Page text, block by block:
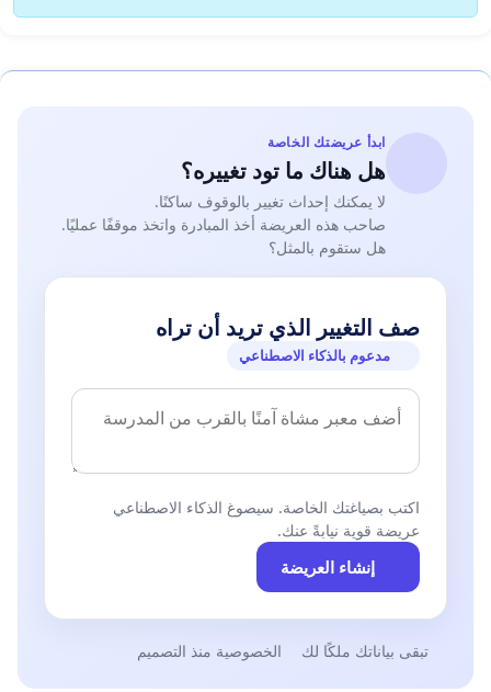
ابدأ عريضتك الخاصة
هل هناك ما تود تغييره؟
لا يمكنك إحداث تغيير بالوقوف ساكنًا.
صاحب هذه العريضة أخذ المبادرة واتخذ موقفًا عمليًا.
هل ستقوم بالمثل؟
صف التغيير الذي تريد أن تراه
مدعوم بالذكاء الاصطناعي
اكتب بصياغتك الخاصة. سيصوغ الذكاء الاصطناعي
عريضة قوية نيابةً عنك.
إنشاء العريضة
تبقى بياناتك ملكًا لك الخصوصية منذ التصميم